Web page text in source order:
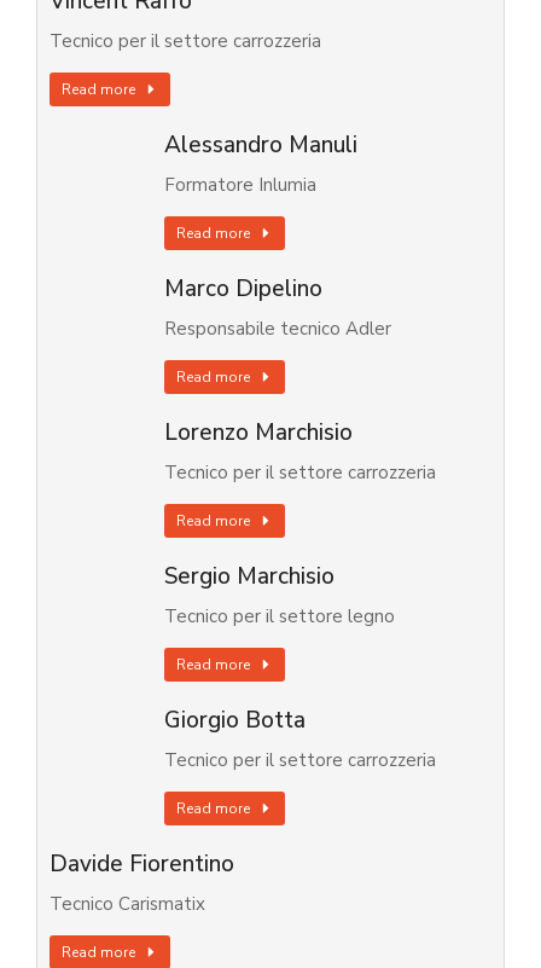
Tecnico per il settore carrozzeria
Read more
Alessandro Manuli
Formatore Inlumia
Read more
Marco Dipelino
Responsabile tecnico Adler
Read more
Lorenzo Marchisio
Tecnico per il settore carrozzeria
Read more
Sergio Marchisio
Tecnico per il settore legno
Read more
Giorgio Botta
Tecnico per il settore carrozzeria
Read more
Davide Fiorentino
Tecnico Carismatix
Read more